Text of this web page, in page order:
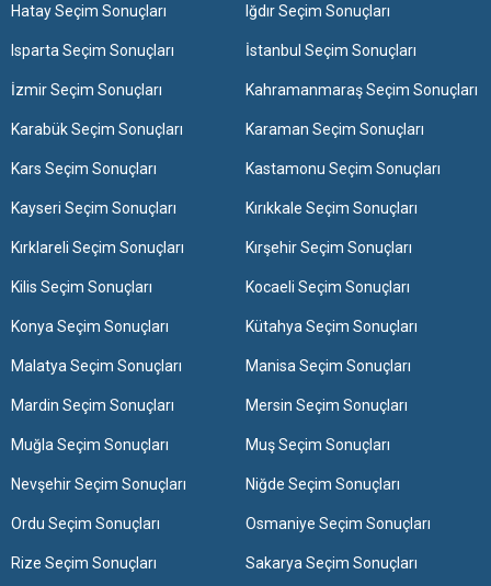
Hatay Seçim Sonuçları Iğdır Seçim Sonuçları
Isparta Seçim Sonuçları İstanbul Seçim Sonuçları
İzmir Seçim Sonuçları Kahramanmaraş Seçim Sonuçları
Karabük Seçim Sonuçları Karaman Seçim Sonuçları
Kars Seçim Sonuçları Kastamonu Seçim Sonuçları
Kayseri Seçim Sonuçları Kırıkkale Seçim Sonuçları
Kırklareli Seçim Sonuçları Kırşehir Seçim Sonuçları
Kilis Seçim Sonuçları Kocaeli Seçim Sonuçları
Konya Seçim Sonuçları Kütahya Seçim Sonuçları
Malatya Seçim Sonuçları Manisa Seçim Sonuçları
Mardin Seçim Sonuçları Mersin Seçim Sonuçları
Muğla Seçim Sonuçları Muş Seçim Sonuçları
Nevşehir Seçim Sonuçları Niğde Seçim Sonuçları
Ordu Seçim Sonuçları Osmaniye Seçim Sonuçları
Rize Seçim Sonuçları Sakarya Seçim Sonuçları